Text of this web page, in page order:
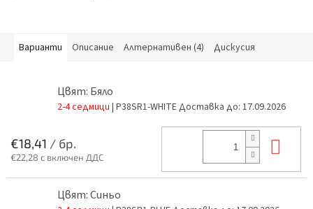
пластмаса, те...
Варианти Описание Алтернативен (4) Дискусия
Цвят: Бяло
2-4 седмици | P38SR1-WHITEДоставка до: 17.09.2026
€18,41 / бр.
€22,28 с включен ДДС
Цвят: Синьо